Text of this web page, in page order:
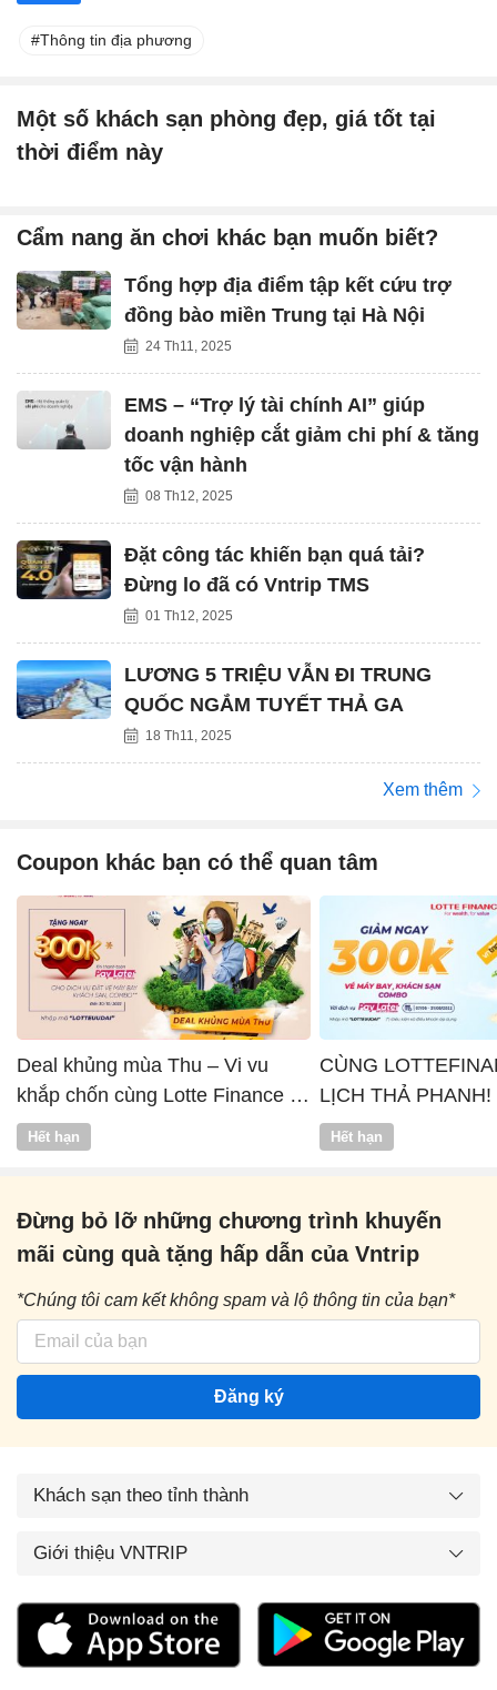
Thông tin địa phương
Một số khách sạn phòng đẹp, giá tốt tại
thời điểm này
Cẩm nang ăn chơi khác bạn muốn biết?
Tổng hợp địa điểm tập kết cứu trợ
đồng bào miền Trung tại Hà Nội
24 Th11, 2025
EMS – “Trợ lý tài chính AI” giúp
doanh nghiệp cắt giảm chi phí & tăng
tốc vận hành
08 Th12, 2025
Đặt công tác khiến bạn quá tải?
Đừng lo đã có Vntrip TMS
01 Th12, 2025
LƯƠNG 5 TRIỆU VẪN ĐI TRUNG
QUỐC NGẮM TUYẾT THẢ GA
18 Th11, 2025
Xem thêm
Coupon khác bạn có thể quan tâm
Deal khủng mùa Thu – Vi vu
khắp chốn cùng Lotte Finance x
Vntrip
Hết hạn
CÙNG
LỊCH THẢ PHANH!
Hết hạn
Đừng bỏ lỡ những chương trình khuyến
mãi cùng quà tặng hấp dẫn của Vntrip
*Chúng tôi cam kết không spam và lộ thông tin của bạn*
Đăng ký
Khách sạn theo tỉnh thành
Giới thiệu VNTRIP